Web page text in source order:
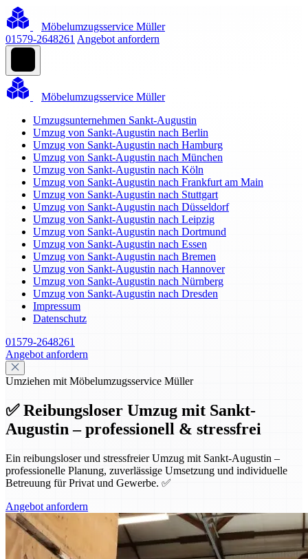
Möbelumzugsservice Müller
01579-2648261 Angebot anfordern
Möbelumzugsservice Müller
Umzugsunternehmen Sankt-Augustin
Umzug von Sankt-Augustin nach Berlin
Umzug von Sankt-Augustin nach Hamburg
Umzug von Sankt-Augustin nach München
Umzug von Sankt-Augustin nach Köln
Umzug von Sankt-Augustin nach Frankfurt am Main
Umzug von Sankt-Augustin nach Stuttgart
Umzug von Sankt-Augustin nach Düsseldorf
Umzug von Sankt-Augustin nach Leipzig
Umzug von Sankt-Augustin nach Dortmund
Umzug von Sankt-Augustin nach Essen
Umzug von Sankt-Augustin nach Bremen
Umzug von Sankt-Augustin nach Hannover
Umzug von Sankt-Augustin nach Nürnberg
Umzug von Sankt-Augustin nach Dresden
Impressum
Datenschutz
01579-2648261
Angebot anfordern
Umziehen mit Möbelumzugsservice Müller
✅ Reibungsloser Umzug mit Sankt-
Augustin – professionell & stressfrei
Ein reibungsloser und stressfreier Umzug mit Sankt-Augustin –
professionelle Planung, zuverlässige Umsetzung und individuelle
Betreuung für Privat und Gewerbe. ✅
Angebot anfordern